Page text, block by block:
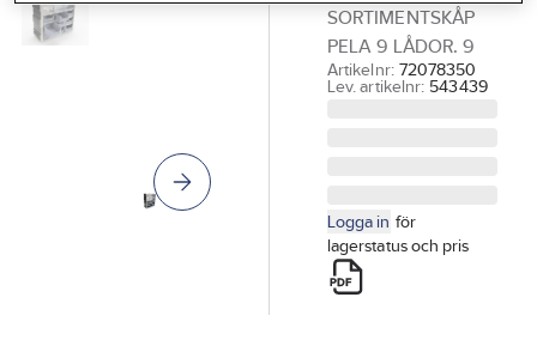
Vanliga frågor
SORTIMENTSKÅP
PELA 9 LÅDOR. 9
Artikelnr: 72078350
Lev. artikelnr: 543439
Logga in för
lagerstatus och pris